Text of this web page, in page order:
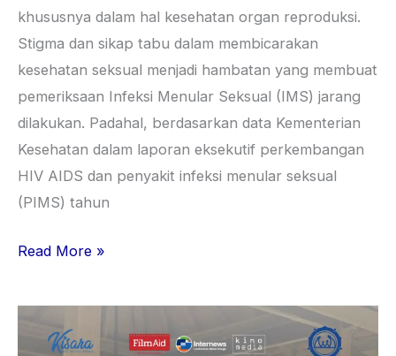
khususnya dalam hal kesehatan organ reproduksi.
Stigma dan sikap tabu dalam membicarakan
kesehatan seksual menjadi hambatan yang membuat
pemeriksaan Infeksi Menular Seksual (IMS) jarang
dilakukan. Padahal, berdasarkan data Kementerian
Kesehatan dalam laporan eksekutif perkembangan
HIV AIDS dan penyakit infeksi menular seksual
(PIMS) tahun
Read More »
Utama?” Sebuah